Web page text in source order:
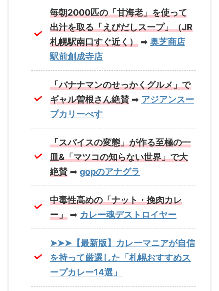
毎朝2000匹の「甘海老」を使って
出汁を取る「えびだしスープ」（JR
札幌駅南口すぐ近く） ➡ 奥芝商店
駅前創成寺店
「バナナマンのせっかくグルメ」で
ギャル曽根さん絶賛 ➡ アジアンスー
プカリーべす
「スパイスの変態」が作る至極の一
皿&「マツコの知らない世界」で大
絶賛 ➡ gopのアナグラ
中毒性高めの「ナット・挽肉カレ
ー」 ➡ カレー魂デストロイヤー
➤➤➤【最新版】カレーマニアが自信
を持って厳選した「札幌おすすめス
ープカレー14選」